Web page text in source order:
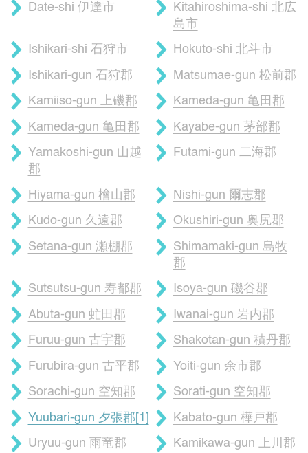
Date-shi 伊達市
Kitahiroshima-shi 北広
島市
Ishikari-shi 石狩市 Hokuto-shi 北斗市
Ishikari-gun 石狩郡 Matsumae-gun 松前郡
Kamiiso-gun 上磯郡 Kameda-gun 亀田郡
Kameda-gun 亀田郡 Kayabe-gun 茅部郡
Yamakoshi-gun 山越
郡
Futami-gun 二海郡
Hiyama-gun 檜山郡 Nishi-gun 爾志郡
Kudo-gun 久遠郡 Okushiri-gun 奥尻郡
Setana-gun 瀬棚郡
Shimamaki-gun 島牧
郡
Sutsutsu-gun 寿都郡 Isoya-gun 磯谷郡
Abuta-gun 虻田郡 Iwanai-gun 岩内郡
Furuu-gun 古宇郡 Shakotan-gun 積丹郡
Furubira-gun 古平郡 Yoiti-gun 余市郡
Sorachi-gun 空知郡 Sorati-gun 空知郡
Yuubari-gun 夕張郡[1] Kabato-gun 樺戸郡
Uryuu-gun 雨竜郡
Kamikawa-gun 上川郡